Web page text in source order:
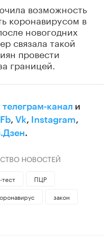
возможность
коронавирусом в
новогодних
связала такой
провести
границей.
телеграм-канал и
Fb, Vk, Instagram,
.
НОВОСТЕЙ
ПЦР
закон